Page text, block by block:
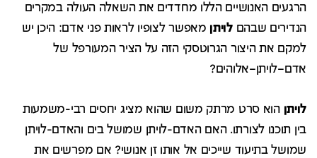
הרגעים האנושיים הללו מחדדים את השאלה העולה במקרים
הנדירים שבהםלויתן מאפשר לצופיו לראות פני אדם: היכן יש
למקם את היצור הגרוטסקי הזה על הציר המעורפל של
אדם–לויתן–אלוהים?
לויתן הוא סרט מרתק משום שהוא מציג יחסים רבי-משמעות
בין תוכנו לצורתו. האם האדם-לויתן שמושל בים והאדם-לויתן
שמושל בתיעוד שייכים אל אותו זן אנושי? אם מפרשים את